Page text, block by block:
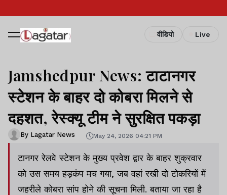
वीडियो Live
Jamshedpur News: टाटानगर
स्टेशन के बाहर दो कोबरा मिलने से
दहशत, रेस्क्यू टीम ने सुरक्षित पकड़ा
By Lagatar News May 24, 2026 04:21 PM
टानगर रेलवे स्टेशन के मुख्य प्रवेश द्वार के बाहर शुक्रवार
को उस समय हड़कंप मच गया, जब वहां रखी दो टोकरियों में
जहरीले कोबरा सांप होने की सूचना मिली. बताया जा रहा है